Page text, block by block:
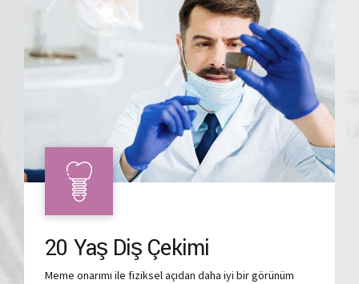
20 Yaş Diş Çekimi
Meme onarımı ile fiziksel açıdan daha iyi bir görünüm